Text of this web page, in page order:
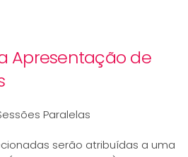
Apresentação de
Paralelas
serão atribuídas a uma